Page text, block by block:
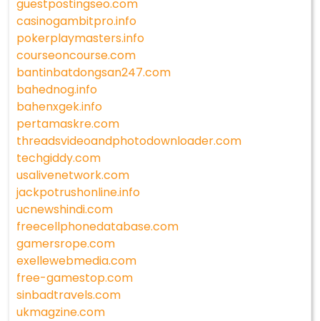
guestpostingseo.com
casinogambitpro.info
pokerplaymasters.info
courseoncourse.com
bantinbatdongsan247.com
bahednog.info
bahenxgek.info
pertamaskre.com
threadsvideoandphotodownloader.com
techgiddy.com
usalivenetwork.com
jackpotrushonline.info
ucnewshindi.com
freecellphonedatabase.com
gamersrope.com
exellewebmedia.com
free-gamestop.com
sinbadtravels.com
ukmagzine.com